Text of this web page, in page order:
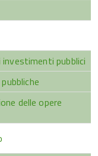
pubblici
delle opere